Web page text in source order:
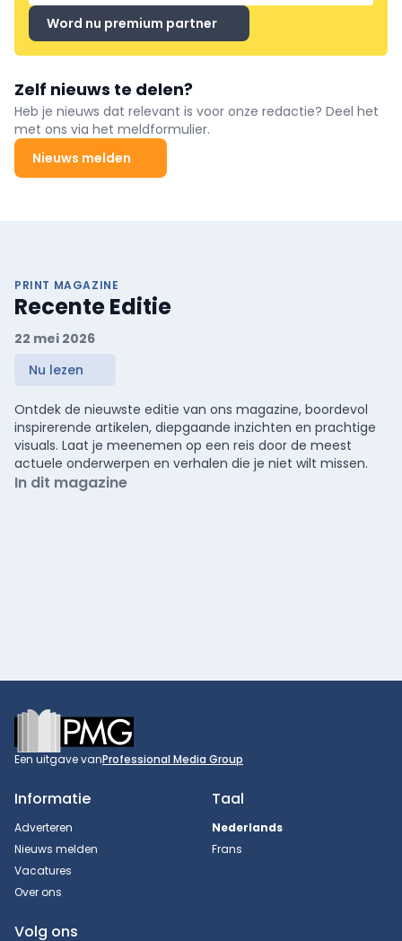
Word nu premium partner
Zelf nieuws te delen?
Heb je nieuws dat relevant is voor onze redactie? Deel het
met ons via het meldformulier.
Nieuws melden
PRINT MAGAZINE
Recente Editie
22 mei 2026
Nu lezen
Ontdek de nieuwste editie van ons magazine, boordevol
inspirerende artikelen, diepgaande inzichten en prachtige
visuals. Laat je meenemen op een reis door de meest
actuele onderwerpen en verhalen die je niet wilt missen.
In dit magazine
Footer
Een uitgave vanProfessional Media Group
Informatie
Adverteren
Nieuws melden
Vacatures
Over ons
Taal
Nederlands
Frans
Volg ons